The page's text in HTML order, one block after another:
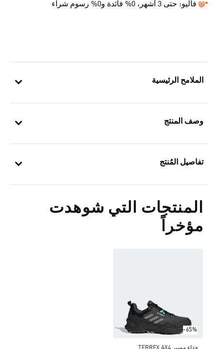
الملامح الرئيسية
وصف المنتج
تفاصيل المُنتج
المنتجات التي شوهدت
مؤخراً
-65%
فاليو: حتى 3 أشهر، 0% فائدة و0% رسوم شراء